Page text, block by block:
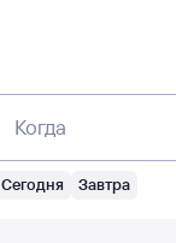
Когда
Сегодня Завтра